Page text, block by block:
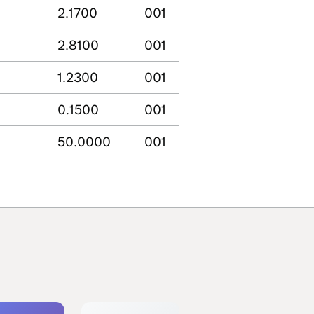
2.1700
001
2.8100
001
1.2300
001
0.1500
001
50.0000
001